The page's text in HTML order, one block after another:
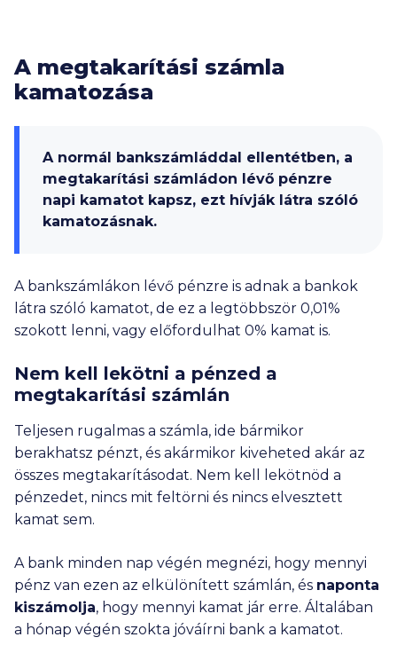
A megtakarítási számla
kamatozása
A normál bankszámláddal ellentétben, a
megtakarítási számládon lévő pénzre
napi kamatot kapsz, ezt hívják látra szóló
kamatozásnak.
A bankszámlákon lévő pénzre is adnak a bankok
látra szóló kamatot, de ez a legtöbbször 0,01%
szokott lenni, vagy előfordulhat 0% kamat is.
Nem kell lekötni a pénzed a
megtakarítási számlán
Teljesen rugalmas a számla, ide bármikor
berakhatsz pénzt, és akármikor kiveheted akár az
összes megtakarításodat. Nem kell lekötnöd a
pénzedet, nincs mit feltörni és nincs elvesztett
kamat sem.
A bank minden nap végén megnézi, hogy mennyi
pénz van ezen az elkülönített számlán, és naponta
kiszámolja, hogy mennyi kamat jár erre. Általában
a hónap végén szokta jóváírni bank a kamatot.